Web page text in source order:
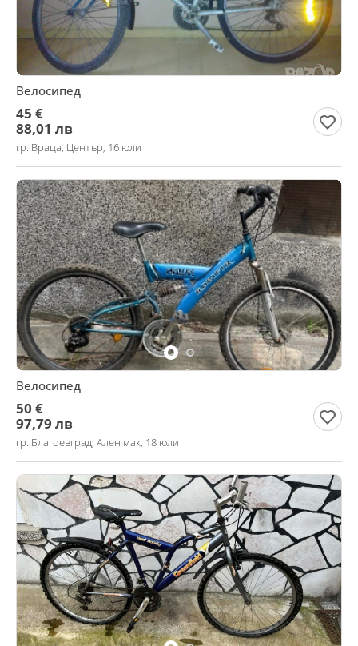
Велосипед
45 €
88,01 лв
гр. Враца, Център, 16 юли
Велосипед
50 €
97,79 лв
гр. Благоевград, Ален мак, 18 юли